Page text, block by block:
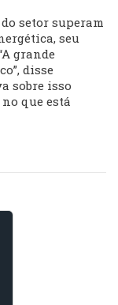
setor superam
seu
grande
disse
sobre isso
que está